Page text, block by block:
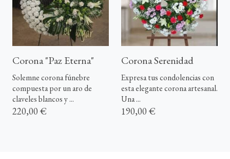
Corona "Paz Eterna"
Solemne corona fúnebre
compuesta por un aro de
claveles blancos y ...
220,00 €
Corona Serenidad
Expresa tus condolencias con
esta elegante corona artesanal.
Una ...
190,00 €